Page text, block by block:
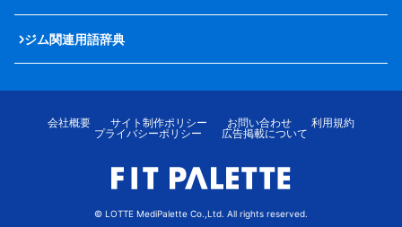
ジム関連用語辞典
会社概要 サイト制作ポリシー お問い合わせ
利用規約
プライバシーポリシー
広告掲載について
© LOTTE MediPalette Co.,Ltd. All rights reserved.